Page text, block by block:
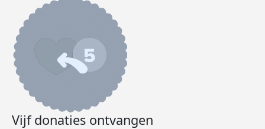
Vijf donaties ontvangen